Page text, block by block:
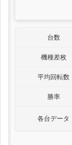
台数
機種差枚
平均回転数
勝率
各台データ